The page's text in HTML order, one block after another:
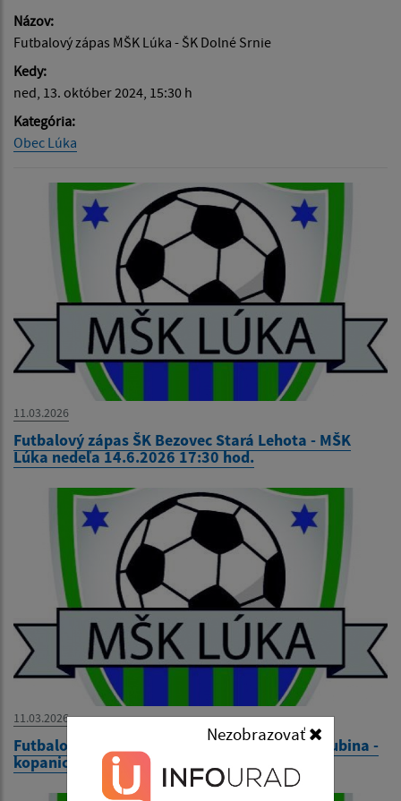
Názov:
Futbalový zápas MŠK Lúka - ŠK Dolné Srnie
Kedy:
ned, 13. október 2024, 15:30 h
Kategória:
Obec Lúka
11.03.2026
Futbalový zápas ŠK Bezovec Stará Lehota - MŠK
Lúka nedeľa 14.6.2026 17:30 hod.
11.03.2026
Futbalový zápas MŠK Lúka - TJ Družstevník Lubina -
kopanice nedeľa 7.6.2026 14:30 hod.
Nezobrazovať